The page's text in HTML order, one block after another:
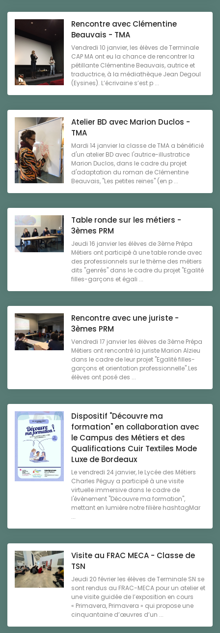
Rencontre avec Clémentine
Beauvais - TMA
Vendredi 10 janvier, les élèves de Terminale
CAP MA ont eu la chance de rencontrer la
pétillante Clémentine Beauvais, autrice et
traductrice, à la médiathèque Jean Degoul
(Eysines). L’écrivaine s’est p ...
Atelier BD avec Marion Duclos -
TMA
Mardi 14 janvier la classe de TMA a bénéficié
d'un atelier BD avec l'autrice-illustratice
Marion Duclos, dans le cadre du projet
d'adaptation du roman de Clémentine
Beauvais, "Les petites reines" (en p ...
Table ronde sur les métiers -
3èmes PRM
Jeudi 16 janvier les élèves de 3ème Prépa
Métiers ont participé à une table ronde avec
des professionnels sur le thème des métiers
dits "genrés" dans le cadre du projet "Egalité
filles-garçons et égali ...
Rencontre avec une juriste -
3èmes PRM
Vendredi 17 janvier les élèves de 3ème Prépa
Métiers ont rencontré la juriste Marion Alzieu
dans le cadre de leur projet "Egalité filles-
garçons et orientation professionnelle".Les
élèves ont posé des ...
Dispositif "Découvre ma
formation" en collaboration avec
le Campus des Métiers et des
Qualifications Cuir Textiles Mode
Luxe de Bordeaux
Le vendredi 24 janvier, le Lycée des Métiers
Charles Péguy a participé à une visite
virtuelle immersive dans le cadre de
l'évènement "Découvre ma formation",
mettant en lumière notre filière hashtagMar
...
Visite au FRAC MECA - Classe de
TSN
Jeudi 20 février les élèves de Terminale SN se
sont rendus au FRAC-MECA pour un atelier et
une visite guidée de l’exposition en cours
« Primavera, Primavera » qui propose une
cinquantaine d’œuvres d’un ...